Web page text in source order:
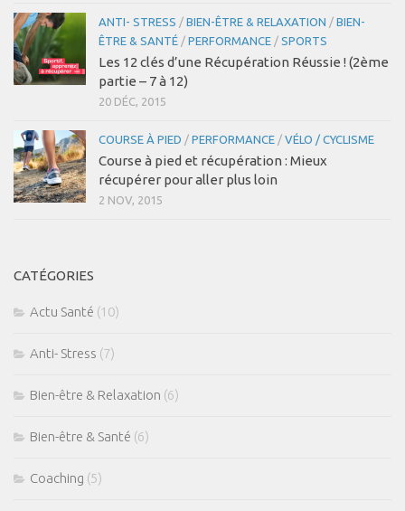
ANTI- STRESS / BIEN-ÊTRE & RELAXATION / BIEN-
ÊTRE & SANTÉ / PERFORMANCE / SPORTS
Les 12 clés d’une Récupération Réussie ! (2ème
partie – 7 à 12)
20 DÉC, 2015
COURSE À PIED / PERFORMANCE / VÉLO / CYCLISME
Course à pied et récupération : Mieux
récupérer pour aller plus loin
2 NOV, 2015
CATÉGORIES
Actu Santé (10)
Anti- Stress (7)
Bien-être & Relaxation (6)
Bien-être & Santé (6)
Coaching (5)